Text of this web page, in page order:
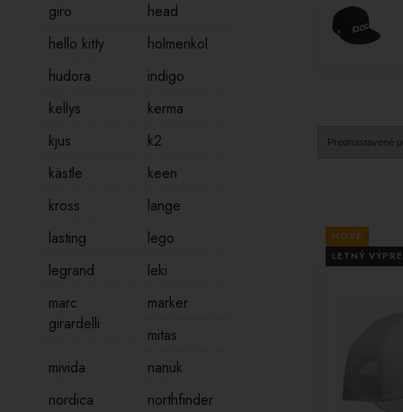
NOVÉ
LETNÝ
giro
head
hello kitty
holmenkol
hudora
indigo
kellys
kerma
kjus
k2
kästle
keen
kross
lange
lasting
lego
legrand
leki
marc
girardelli
marker
mitas
mivida
nanuk
nordica
northfinder